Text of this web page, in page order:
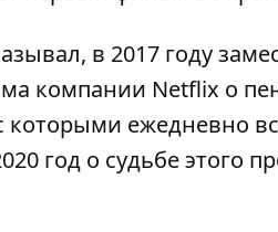
в 2017 году
компании Netflix о
ежедневно
год о судьбе этого